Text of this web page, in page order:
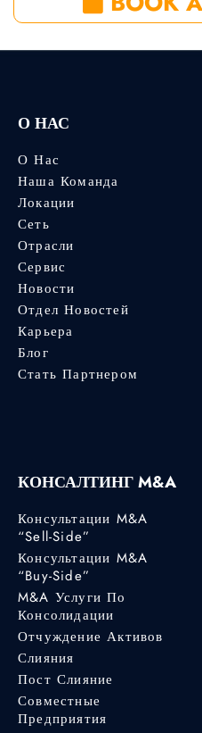
О НАС
О Нас
Наша Команда
Локации
Сеть
Отрасли
Сервис
Новости
Отдел Новостей
Карьера
Блог
Стать Партнером
КОНСАЛТИНГ M&A
Консультации M&A
“Sell-Side”
Консультации M&A
“Buy-Side”
M&A Услуги По
Консолидации
Отчуждение Активов
Слияния
Пост Слияние
Совместные
Предприятия